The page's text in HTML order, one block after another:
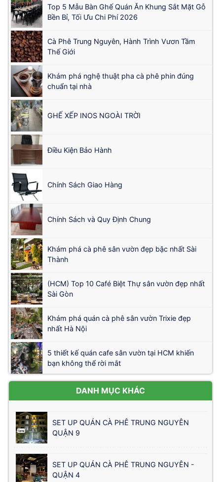
Top 5 Mẫu Bàn Ghế Quán Ăn Khung Sắt Mặt Gỗ
Bền Bỉ, Tối Ưu Chi Phí 2026
Cà Phê Trung Nguyên, Hành Trình Vươn Tầm
Thế Giới
Khám phá nghệ thuật pha cà phê phin đúng
chuẩn tại nhà
GHẾ XẾP INOS NGOÀI TRỜI
Điều Kiện Bảo Hành
Chính Sách Giao Hàng
Chính Sách và Quy Định Chung
Khám phá cà phê sân vườn đẹp bậc nhất Sài
Thành
(HCM) Top 10 Café Biệt Thự sân vườn đẹp nhất
Sài Gòn
Khám phá quán cà phê sân vườn Trixie đẹp
nhất Hà Nội
5 thiết kế quán cafe sân vườn tại HCM khiến
bạn không thể rời mắt
DANH MỤC KHÁC
SET UP QUÁN CÀ PHÊ TRUNG NGUYÊN
QUẬN 9
SET UP QUÁN CÀ PHÊ TRUNG NGUYÊN -
QUẬN 4